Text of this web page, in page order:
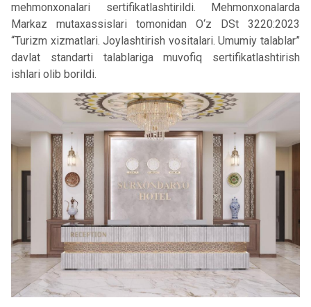
mehmonxonalari sertifikatlashtirildi. Mehmonxonalarda
Markaz mutaxassislari tomonidan O‘z DSt 3220:2023
“Turizm xizmatlari. Joylashtirish vositalari. Umumiy talablar”
davlat standarti talablariga muvofiq sertifikatlashtirish
ishlari olib borildi.